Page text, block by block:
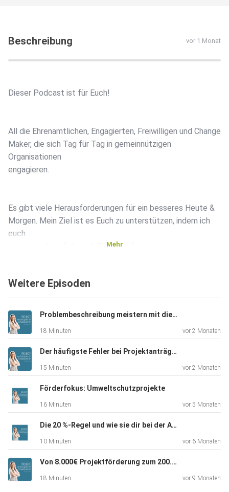
Beschreibung vor 1 Monat
Dieser Podcast ist für Euch!
All die Ehrenamtlichen, Engagierten, Freiwilligen und Change
Maker, die sich Tag für Tag in gemeinnützigen
Organisationen
engagieren.
Es gibt viele Herausforderungen für ein besseres Heute &
Morgen. Mein Ziel ist es Euch zu unterstützen, indem ich
euch
zeige, wie ihr erfolgreich Projekte finanziert.
Mehr
Weitere Episoden
Problembeschreibung meistern mit diesen 4 Strategien
18 Minuten vor 2 Monaten
Der häufigste Fehler bei Projektanträgen & drei Tipps damit du ihn vermeidest
15 Minuten vor 2 Monaten
Förderfokus: Umweltschutzprojekte
16 Minuten vor 5 Monaten
Die 20 %-Regel und wie sie dir bei der Auswahl von Fördertöpfen hilft
10 Minuten vor 6 Monaten
Von 8.000€ Projektförderung zum 200.000€+ Budget fürs Nachhaltigkeitsmanagement: Meine 3 Learnings
18 Minuten vor 9 Monaten